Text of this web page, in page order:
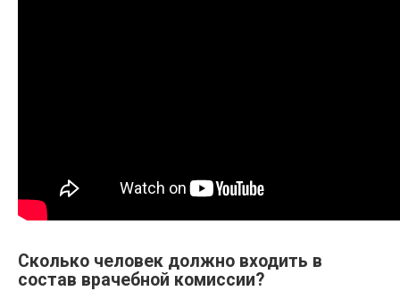
Сколько человек должно входить в
состав врачебной комиссии?